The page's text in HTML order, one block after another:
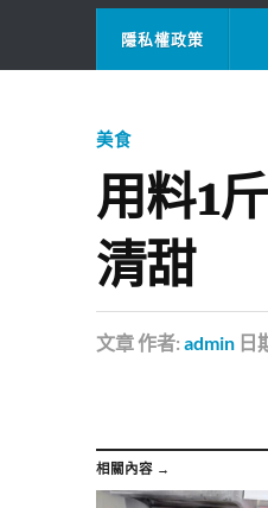
隱私權政策
美食
用料1
清甜
文章作者: admin 日
相關內容 →